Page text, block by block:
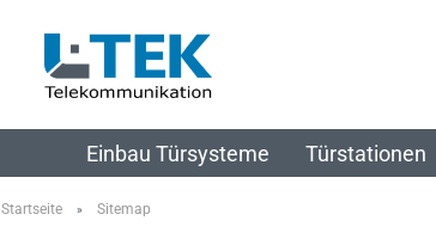
Einbau Türsysteme Türstationen
Startseite » Sitemap